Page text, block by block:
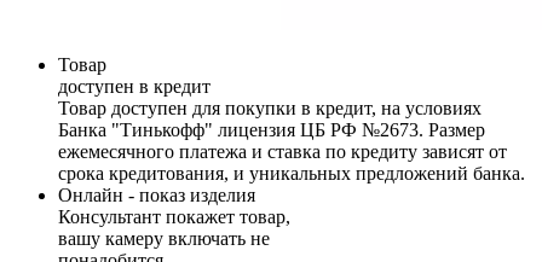
Товар
доступен в кредит
Товар доступен для покупки в кредит, на условиях
Банка "Тинькофф" лицензия ЦБ РФ №2673. Размер
ежемесячного платежа и ставка по кредиту зависят от
срока кредитования, и уникальных предложений банка.
Онлайн - показ изделия
Консультант покажет товар,
вашу камеру включать не